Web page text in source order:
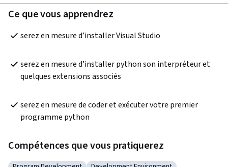
Ce que vous apprendrez
serez en mesure d’installer Visual Studio
serez en mesure d’installer python son interpréteur et
quelques extensions associés
serez en mesure de coder et exécuter votre premier
programme python
Compétences que vous pratiquerez